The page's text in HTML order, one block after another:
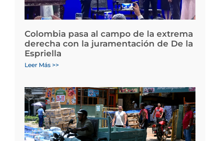
Colombia pasa al campo de la extrema
derecha con la juramentación de De la
Espriella
Leer Más >>